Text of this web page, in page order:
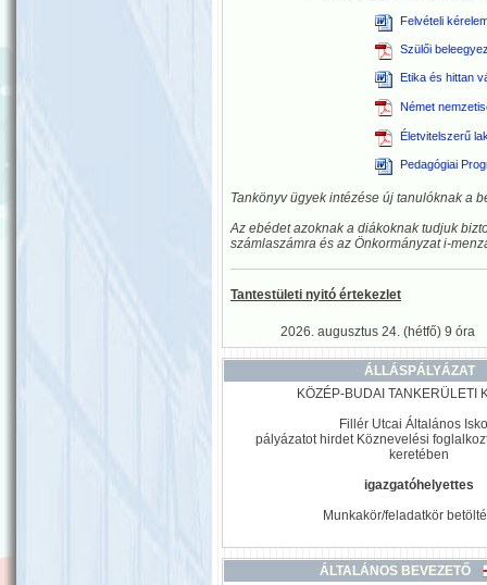
Felvételi
Szülői
Etika és hittan
Német
Életvitelszerű
Pedagógiai
Tankönyv ügyek intézése új tanulóknak a
Az ebédet azoknak a diákoknak tudjuk
számlaszámra és az Önkormányzat i-
Tantestületi nyitó értekezlet
2026. augusztus 24. (hétfő) 9 óra
ÁLLÁSPÁLYÁZAT
KÖZÉP-BUDAI TANKERÜLETI
Fillér Utcai Általános
pályázatot hirdet Köznevelési
keretében
igazgatóhelyettes
Munkakör/feladatkör
ÁLTALÁNOS BEVEZETŐ